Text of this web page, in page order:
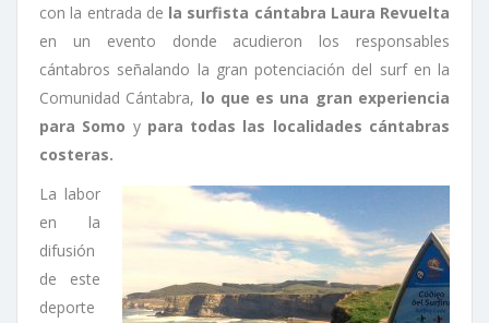
con la entrada de la surfista cántabra Laura Revuelta
en un evento donde acudieron los responsables
cántabros señalando la gran potenciación del surf en la
Comunidad Cántabra, lo que es una gran experiencia
para Somo ypara todas las localidades cántabras
costeras.
La labor
en la
difusión
de este
deporte